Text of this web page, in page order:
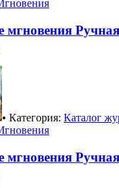
мгновения
• Категория: Каталог
мгновения